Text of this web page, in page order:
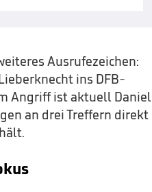
Ausrufezeichen:
ins DFB-
Angriff ist aktuell Daniel
an drei Treffern direkt